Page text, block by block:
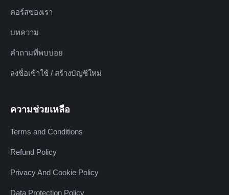
คอร์สของเรา
บทความ
คำถามที่พบบ่อย
ลงชื่อเข้าใช้ / สร้างบัญชีใหม่
ความช่วยเหลือ
Terms and Conditions
Refund Policy
Privacy And Cookie Policy
Data Protection Policy